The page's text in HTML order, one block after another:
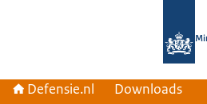
Defensie.nl Downloads